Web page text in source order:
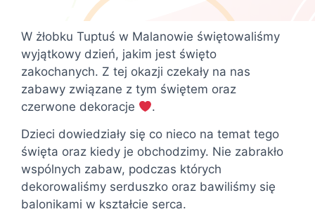
W żłobku Tuptuś w Malanowie świętowaliśmy
wyjątkowy dzień, jakim jest święto
zakochanych. Z tej okazji czekały na nas
zabawy związane z tym świętem oraz
czerwone dekoracje
.
Dzieci dowiedziały się co nieco na temat tego
święta oraz kiedy je obchodzimy. Nie zabrakło
wspólnych zabaw, podczas których
dekorowaliśmy serduszko oraz bawiliśmy się
balonikami w kształcie serca.